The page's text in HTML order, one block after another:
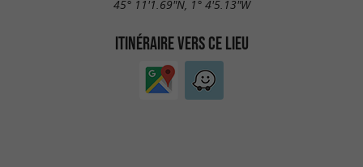
45° 11'1.69"N, 1° 4'5.13"W
ITINÉRAIRE VERS CE LIEU